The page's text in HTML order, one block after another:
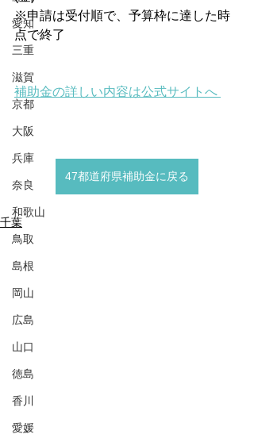
愛知
三重
滋賀
京都
大阪
兵庫
奈良
和歌山
鳥取
島根
岡山
広島
山口
徳島
香川
愛媛
※申請は受付順で、予算枠に達した時
点で終了
補助金の詳しい内容は公式サイトへ
47都道府県補助金に戻る
千葉